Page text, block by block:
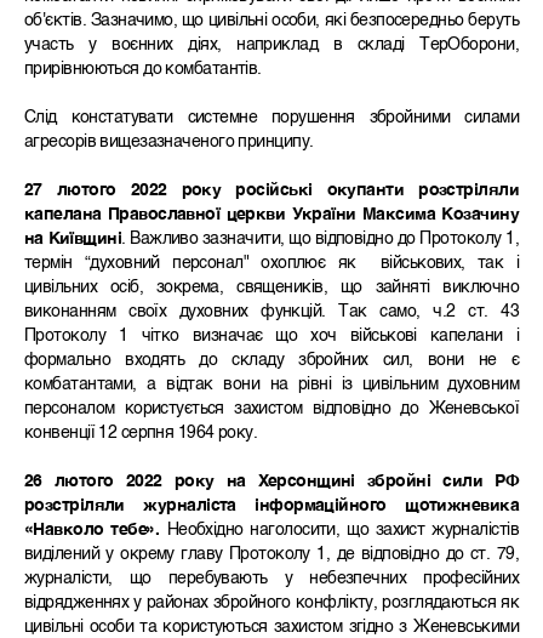
об'єктів. Зазначимо, що цивільні особи, які безпосередньо беруть
участь у воєнних діях, наприклад в складі ТерОборони,
прирівнюються до комбатантів.
Слід констатувати системне порушення збройними силами
агресорів вищезазначеного принципу.
27 лютого 2022 року російські окупанти розстріляли
капелана Православної церкви України Максима Козачину
на Київщині. Важливо зазначити, що відповідно до Протоколу 1,
термін “духовний персонал" охоплює як військових, так і
цивільних осіб, зокрема, священиків, що зайняті виключно
виконанням своїх духовних функцій. Так само, ч.2 ст. 43
Протоколу 1 чітко визначає що хоч військові капелани і
формально входять до складу збройних сил, вони не є
комбатантами, а відтак вони на рівні із цивільним духовним
персоналом користується захистом відповідно до Женевської
конвенції 12 серпня 1964 року.
26 лютого 2022 року на Херсонщині збройні сили РФ
розстріляли журналіста інформаційного щотижневика
«Навколо тебе». Необхідно наголосити, що захист журналістів
виділений у окрему главу Протоколу 1, де відповідно до ст. 79,
журналісти, що перебувають у небезпечних професійних
відрядженнях у районах збройного конфлікту, розглядаються як
цивільні особи та користуються захистом згідно з Женевськими